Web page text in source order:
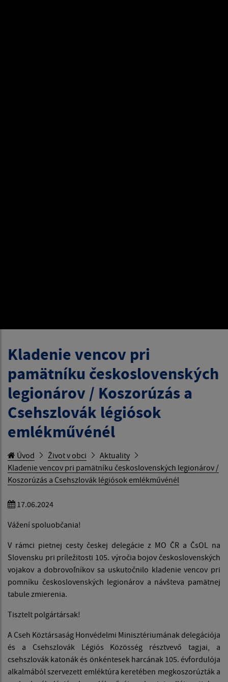
Kladenie vencov pri
pamätníku československých
legionárov / Koszorúzás a
Csehszlovák légiósok
emlékművénél
Úvod Život v obci
Aktuality
Kladenie vencov pri pamätníku československých legionárov /
Koszorúzás a Csehszlovák légiósok emlékművénél
17.06.2024
Vážení spoluobčania!
V rámci pietnej cesty českej delegácie z MO ČR a ČsOL na
Slovensku pri príležitosti 105. výročia bojov československých
vojakov a dobrovoľníkov sa uskutočnilo kladenie vencov pri
pomníku československých legionárov a návšteva pamätnej
tabule zmierenia.
Tisztelt polgártársak!
A Cseh Köztársaság Honvédelmi Minisztériumának delegációja
és a Csehszlovák Légiós Közösség résztvevő tagjai, a
csehszlovák katonák és önkéntesek harcának 105. évfordulója
alkalmából szervezett emléktúra keretében megkoszorúzták a